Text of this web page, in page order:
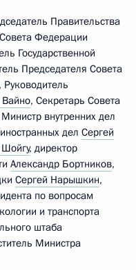
Правительства
Федерации
Государственной
Председателя Совета
, Руководитель
Вайно, Секретарь Совета
внутренних дел
дел Сергей
, директор
Александр Бортников,
Сергей Нарышкин,
по вопросам
и транспорта
штаба
Министра